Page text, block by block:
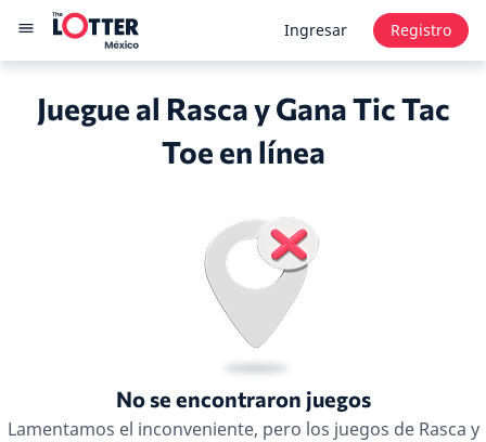
Ingresar Registro
Juegue al Rasca y Gana Tic Tac
Toe en línea
No se encontraron juegos
Lamentamos el inconveniente, pero los juegos de Rasca y